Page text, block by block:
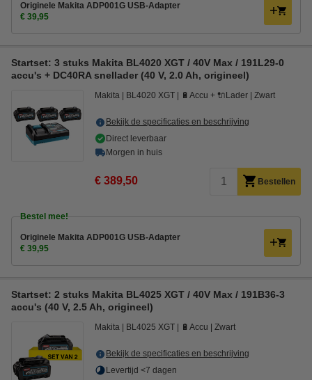
Originele Makita ADP001G USB-Adapter
€ 39,95
Startset: 3 stuks Makita BL4020 XGT / 40V Max / 191L29-0
accu's + DC40RA snellader (40 V, 2.0 Ah, origineel)
Makita BL4020 XGT 🔋Accu + 🔌Lader Zwart
Bekijk de specificaties en beschrijving
Direct leverbaar
Morgen in huis
€ 389,50 Bestellen
Bestel mee!
Originele Makita ADP001G USB-Adapter
€ 39,95
Startset: 2 stuks Makita BL4025 XGT / 40V Max / 191B36-3
accu's (40 V, 2.5 Ah, origineel)
Makita BL4025 XGT 🔋Accu Zwart
Bekijk de specificaties en beschrijving
Levertijd <7 dagen